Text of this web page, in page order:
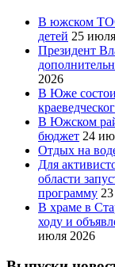
В южском
детей 25
Президент
2026
В Юже
В Южском
бюджет 24
Отдых на
Для
области
программу
В храме в
ходу и
июля 2026